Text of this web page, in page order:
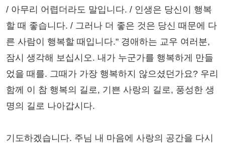
/ 아무리 어렵더라도 말입니다. / 인생은 당신이 행복
할 때 좋습니다. / 그러나 더 좋은 것은 당신 때문에 다
른 사람이 행복할 때입니다." 경애하는 교우 여러분,
잠시 생각해 보십시오. 내가 누군가를 행복하게 만들
었을 때를. 그때가 가장 행복하지 않으셨던가요? 우리
함께 이 참 행복의 길로, 기쁜 사랑의 길로, 풍성한 생
명의 길로 나아갑시다.
기도하겠습니다. 주님 내 마음에 사랑의 공간을 다시